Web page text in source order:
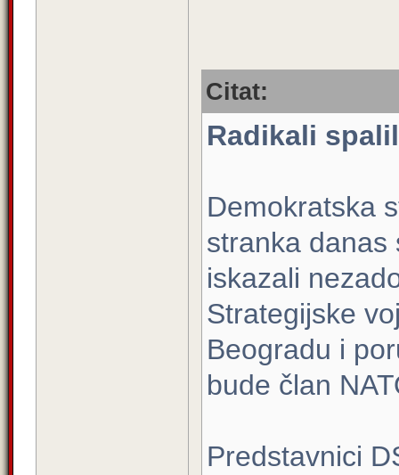
Citat:
Radikali
Demokratska
stranka danas
iskazali
Strategijske
Beogradu i
bude član
Predstavnici